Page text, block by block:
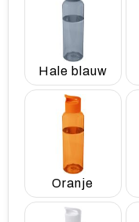
Hale blauw
Oranje